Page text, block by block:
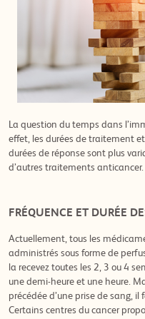
La question du temps dans
effet, les durées de traitement
durées de réponse sont plus
d’autres traitements anticancer.
FRÉQUENCE ET DURÉE
Actuellement, tous les
administrés sous forme de
la recevez toutes les 2, 3 ou 4
une demi-heure et une heure.
précédée d’une prise de sang,
Certains centres du cancer